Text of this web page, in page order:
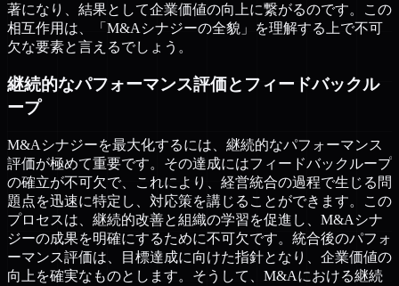
著になり、結果として企業価値の向上に繋がるのです。この
相互作用は、「M&Aシナジーの全貌」を理解する上で不可
欠な要素と言えるでしょう。
継続的なパフォーマンス評価とフィードバックル
ープ
M&Aシナジーを最大化するには、継続的なパフォーマンス
評価が極めて重要です。その達成にはフィードバックループ
の確立が不可欠で、これにより、経営統合の過程で生じる問
題点を迅速に特定し、対応策を講じることができます。この
プロセスは、継続的改善と組織の学習を促進し、M&Aシナ
ジーの成果を明確にするために不可欠です。統合後のパフォ
ーマンス評価は、目標達成に向けた指針となり、企業価値の
向上を確実なものとします。そうして、M&Aにおける継続